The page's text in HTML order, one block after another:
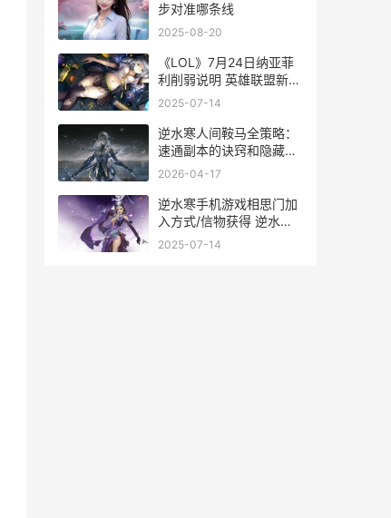
步对准哪条线
2025-08-20
《LOL》7月24日纳亚菲
利削弱说明 英雄联盟新版
本纳什之牙
2025-07-14
逆水寒人间鞍马全策略：
速通副本的诀窍和隐藏彩
蛋 逆水寒人间不值得
2026-04-17
逆水寒手机游戏相思门加
入方式/信物获得 逆水寒
手机app
2025-07-14